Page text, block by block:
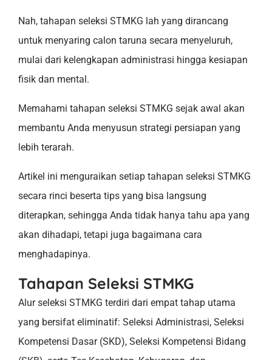
Nah, tahapan seleksi STMKG lah yang dirancang
untuk menyaring calon taruna secara menyeluruh,
mulai dari kelengkapan administrasi hingga kesiapan
fisik dan mental.
Memahami tahapan seleksi STMKG sejak awal akan
membantu Anda menyusun strategi persiapan yang
lebih terarah.
Artikel ini menguraikan setiap tahapan seleksi STMKG
secara rinci beserta tips yang bisa langsung
diterapkan, sehingga Anda tidak hanya tahu apa yang
akan dihadapi, tetapi juga bagaimana cara
menghadapinya.
Tahapan Seleksi STMKG
Alur seleksi STMKG terdiri dari empat tahap utama
yang bersifat eliminatif: Seleksi Administrasi, Seleksi
Kompetensi Dasar (SKD), Seleksi Kompetensi Bidang